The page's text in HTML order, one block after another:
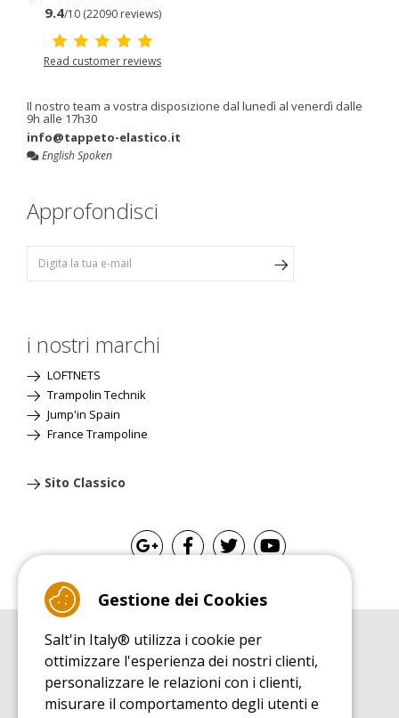
9.4/10 (22090 reviews)
Read customer reviews
Il nostro team a vostra disposizione dal lunedì al venerdì dalle
9h alle 17h30
info@tappeto-elastico.it
English Spoken
Approfondisci
i nostri marchi
LOFTNETS
Trampolin Technik
Jump'in Spain
France Trampoline
Sito Classico
GUIDA ALL'ACQUISTO
Guida all'acquisito tappeti elastici
GUIDA ALL'INSTALLAZIONE
Guida al montaggio tappeto elastico da giardino
Gestione dei Cookies
Salt'in Italy® utilizza i cookie per
ottimizzare l'esperienza dei nostri clienti,
personalizzare le relazioni con i clienti,
misurare il comportamento degli utenti e